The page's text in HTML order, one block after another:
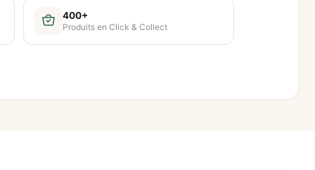
400+
Produits en Click & Collect